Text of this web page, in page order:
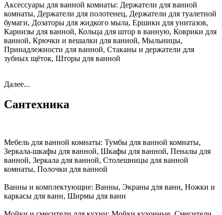
Аксессуары для ванной комнаты: Держатели для ванной
комнаты, Держатели для полотенец, Держатели для туалетной
бумаги, Дозаторы для жидкого мыла, Ершики для унитазов,
Карнизы для ванной, Кольца для штор в ванную, Коврики для
ванной, Крючки и вешалки для ванной, Мыльницы,
Принадлежности для ванной, Стаканы и держатели для
зубных щёток, Шторы для ванной
Далее...
Сантехника
Мебель для ванной комнаты: Тумбы для ванной комнаты,
Зеркала-шкафы для ванной, Шкафы для ванной, Пеналы для
ванной, Зеркала для ванной, Столешницы для ванной
комнаты, Полочки для ванной
Ванны и комплектующие: Ванны, Экраны для ванн, Ножки и
каркасы для ванн, Ширмы для ванн